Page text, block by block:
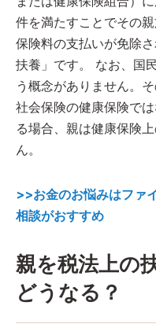
件を満たすことでその
保険料の支払いが免除
扶養」です。 なお、国
う概念がありません。
社会保険の健康保険で
る場合、親は健康保険
ん。
>>お金のお悩みはファ
相談がおすすめ
親を税法上の
どうなる？